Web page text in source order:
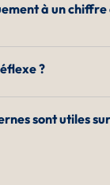
à un chiffre
?
sont utiles